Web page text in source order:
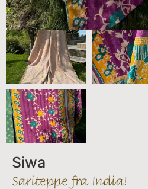
Siwa
Sariteppe fra India!